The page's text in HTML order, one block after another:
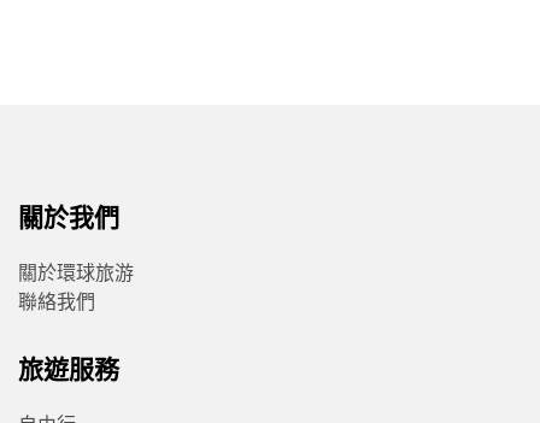
關於我們
關於環球旅游
聯絡我們
旅遊服務